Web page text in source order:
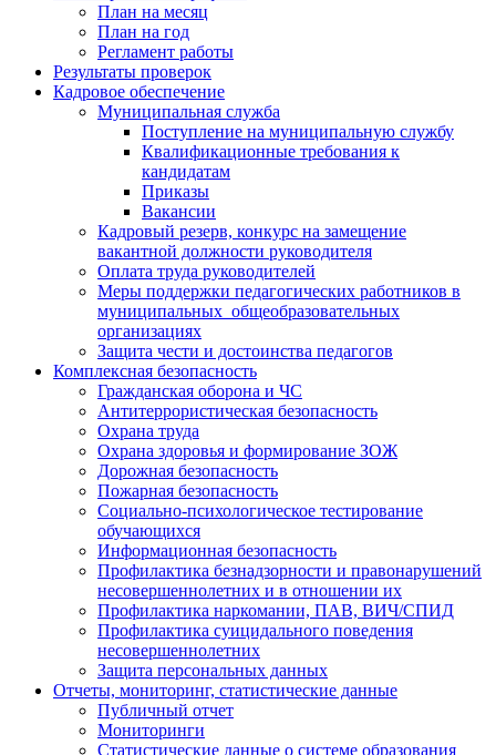
План на месяц
План на год
Регламент работы
Результаты проверок
Кадровое обеспечение
Муниципальная служба
Поступление на муниципальную службу
Квалификационные требования к
кандидатам
Приказы
Вакансии
Кадровый резерв, конкурс на замещение
вакантной должности руководителя
Оплата труда руководителей
Меры поддержки педагогических работников в
муниципальных общеобразовательных
организациях
Защита чести и достоинства педагогов
Комплексная безопасность
Гражданская оборона и ЧС
Антитеррористическая безопасность
Охрана труда
Охрана здоровья и формирование ЗОЖ
Дорожная безопасность
Пожарная безопасность
Социально-психологическое тестирование
обучающихся
Информационная безопасность
Профилактика безнадзорности и правонарушений
несовершеннолетних и в отношении их
Профилактика наркомании, ПАВ, ВИЧ/СПИД
Профилактика суицидального поведения
несовершеннолетних
Защита персональных данных
Отчеты, мониторинг, статистические данные
Публичный отчет
Мониторинги
Статистические данные о системе образования